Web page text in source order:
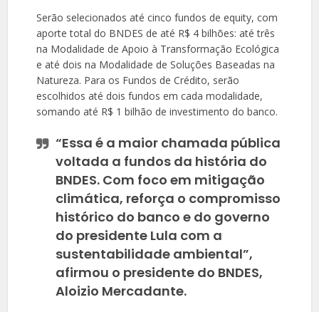
Serão selecionados até cinco fundos de equity, com
aporte total do BNDES de até R$ 4 bilhões: até três
na Modalidade de Apoio à Transformação Ecológica
e até dois na Modalidade de Soluções Baseadas na
Natureza. Para os Fundos de Crédito, serão
escolhidos até dois fundos em cada modalidade,
somando até R$ 1 bilhão de investimento do banco.
“Essa é a maior chamada pública
voltada a fundos da história do
BNDES. Com foco em mitigação
climática, reforça o compromisso
histórico do banco e do governo
do presidente Lula com a
sustentabilidade ambiental”,
afirmou o presidente do BNDES,
Aloizio Mercadante.